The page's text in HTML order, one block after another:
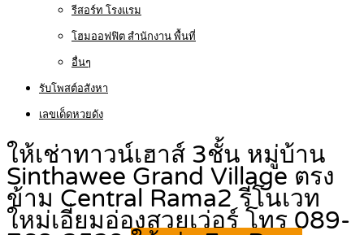
รีสอร์ท โรงแรม
โฮมออฟฟิต สำนักงาน พื้นที่
อื่นๆ
รับโพสต์อสังหา
เลขเด็ดหวยดัง
ให้เช่าทาวน์เฮาส์ 3ชั้น หมู่บ้าน
Sinthawee Grand Village ตรง
ข้าม Central Rama2 รีโนเวท
ใหม่เอี่ยมอ่องสวยเว่อร์ โทร 089-